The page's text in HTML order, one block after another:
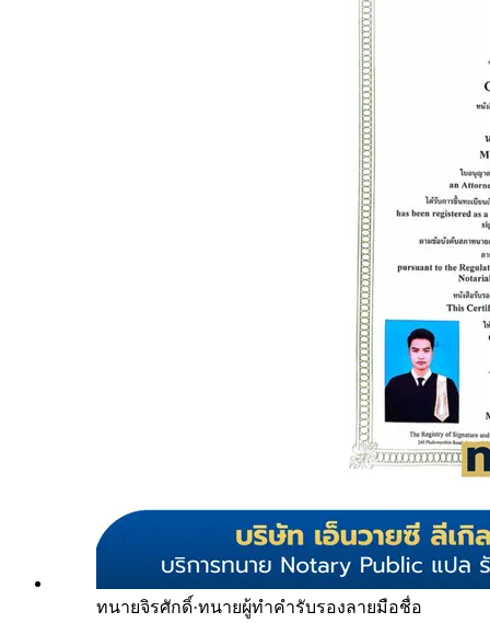
ทนายจิรศักดิ์·ทนายผู้ทำคำรับรองลายมือชื่อ